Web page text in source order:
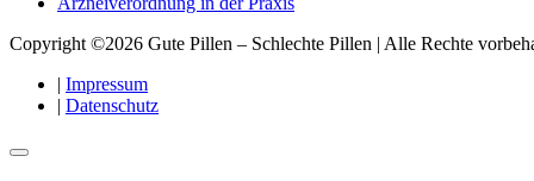
Copyright ©2026 Gute Pillen – Schlechte Pillen | Alle Rechte
| Impressum
| Datenschutz